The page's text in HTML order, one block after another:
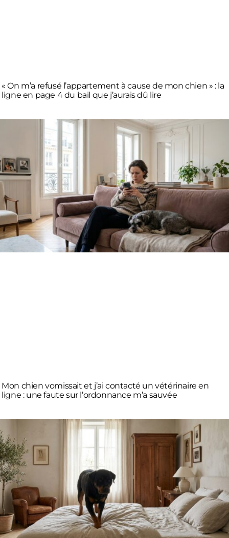
« On m’a refusé l’appartement à cause de mon chien » : la
ligne en page 4 du bail que j’aurais dû lire
Mon chien vomissait et j’ai contacté un vétérinaire en
ligne : une faute sur l’ordonnance m’a sauvée